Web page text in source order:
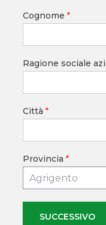
Cognome *
Ragione sociale
Città *
Provincia *
Agrigento
SUCCESSIVO